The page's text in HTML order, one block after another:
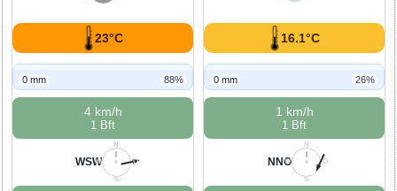
23°C
0 mm 88%
4 km/h
1 Bft
N
O
S
W
WSW
16.1°C
0 mm 26%
1 km/h
1 Bft
N
O
S
W
NNO